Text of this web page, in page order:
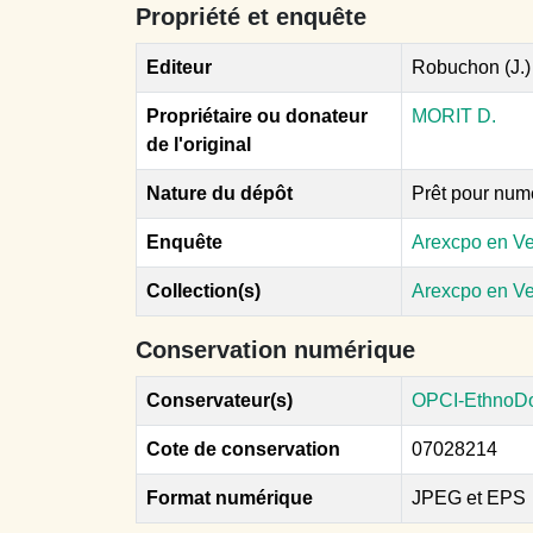
Propriété et enquête
Editeur Robuchon
Propriétaire ou donateur
de l'original
MORIT D.
Nature du dépôt Prêt pour
Enquête Arexcpo en
Collection(s) Arexcpo en
Conservation numérique
Conservateur(s) OPCI-
Cote de conservation 07028214
Format numérique JPEG et EPS